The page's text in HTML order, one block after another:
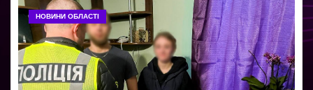
НОВИНИ ОБЛАСТІ